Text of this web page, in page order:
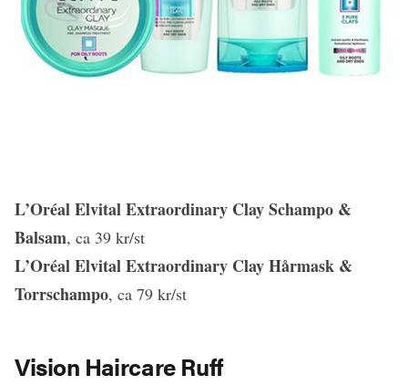
L’Oréal Elvital Extraordinary Clay Schampo &
Balsam, ca 39 kr/st
L’Oréal Elvital Extraordinary Clay Hårmask &
Torrschampo, ca 79 kr/st
Vision Haircare Ruff